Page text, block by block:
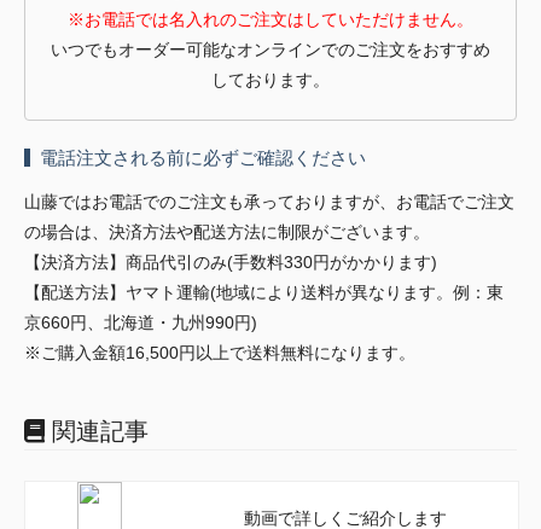
※お電話では名入れのご注文はしていただけません。
いつでもオーダー可能なオンラインでのご注文をおすすめ
しております。
電話注文される前に必ずご確認ください
山藤ではお電話でのご注文も承っておりますが、お電話でご注文
の場合は、決済方法や配送方法に制限がございます。
【決済方法】商品代引のみ(手数料330円がかかります)
【配送方法】ヤマト運輸(地域により送料が異なります。例：東
京660円、北海道・九州990円)
※ご購入金額16,500円以上で送料無料になります。
関連記事
動画で詳しくご紹介します